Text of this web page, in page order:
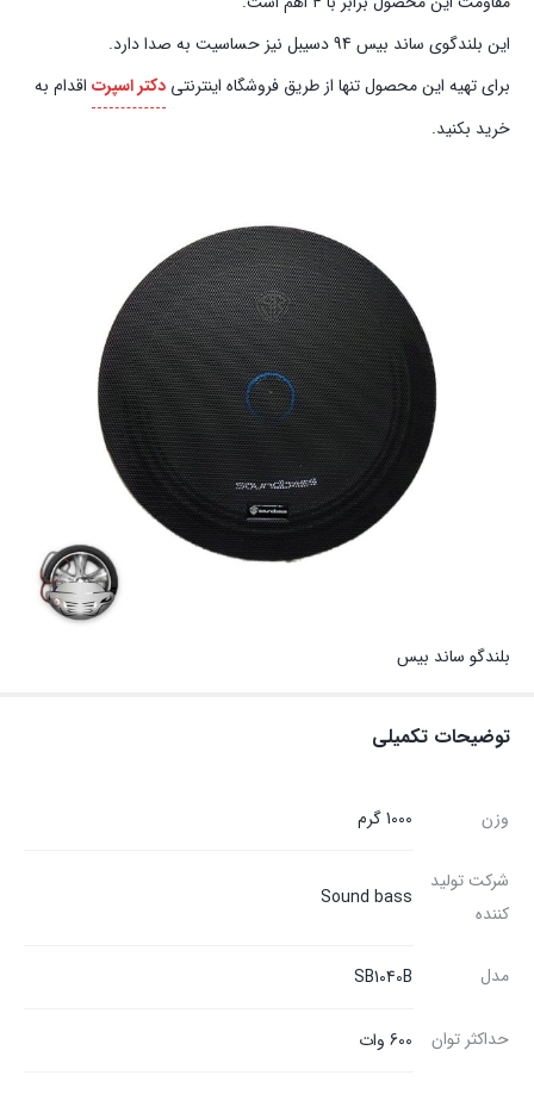
این بلندگوی ساند بیس 94 دسیبل نیز حساسیت به صدا دارد.
برای تهیه این محصول تنها از طریق فروشگاه اینترنتی دکتر اسپرت اقدام به
خرید بکنید.
بلندگو ساند بیس
توضیحات تکمیلی
وزن 1000 گرم
شرکت تولید
کننده
Sound bass
مدل SB1040B
حداکثر توان 600 وات